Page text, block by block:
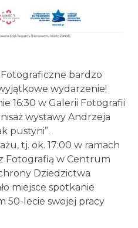
bardzo
wydarzenie!
16:30 w Galerii Fotografii
wystawy Andrzeja
pustyni”.
tj. ok. 17:00 w ramach
Fotografią w Centrum
Dziedzictwa
miejsce spotkanie
50-lecie swojej pracy